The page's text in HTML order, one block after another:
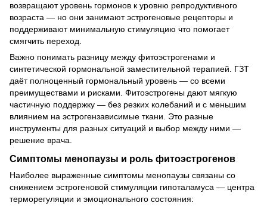
возвращают уровень гормонов к уровню репродуктивного
возраста — но они занимают эстрогеновые рецепторы и
поддерживают минимальную стимуляцию что помогает
смягчить переход.
Важно понимать разницу между фитоэстрогенами и
синтетической гормональной заместительной терапией. ГЗТ
даёт полноценный гормональный уровень — со всеми
преимуществами и рисками. Фитоэстрогены дают мягкую
частичную поддержку — без резких колебаний и с меньшим
влиянием на эстрогензависимые ткани. Это разные
инструменты для разных ситуаций и выбор между ними —
решение врача.
Симптомы менопаузы и роль фитоэстрогенов
Наиболее выраженные симптомы менопаузы связаны со
снижением эстрогеновой стимуляции гипоталамуса — центра
терморегуляции и эмоционального состояния: